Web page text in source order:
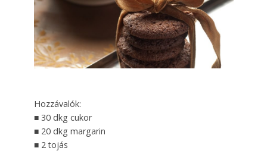
Hozzávalók:
■ 30 dkg cukor
■ 20 dkg margarin
■ 2 tojás